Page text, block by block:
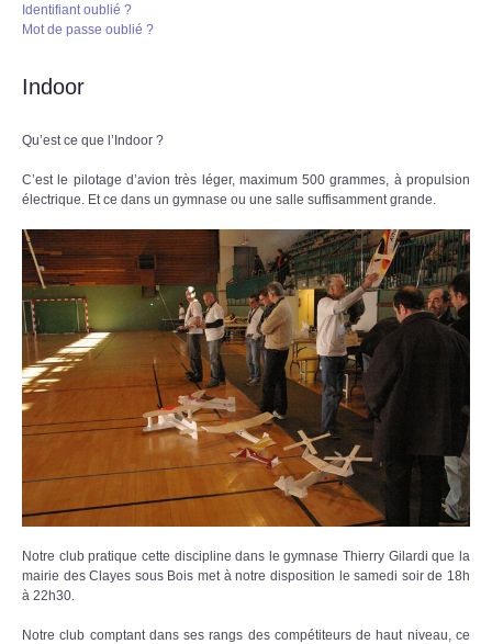
Identifiant oublié ?
Mot de passe oublié ?
Indoor
Qu’est ce que l’Indoor ?
C’est le pilotage d’avion très léger, maximum 500 grammes, à propulsion
électrique. Et ce dans un gymnase ou une salle suffisamment grande.
Notre club pratique cette discipline dans le gymnase Thierry Gilardi que la
mairie des Clayes sous Bois met à notre disposition le samedi soir de 18h
à 22h30.
Notre club comptant dans ses rangs des compétiteurs de haut niveau, ce